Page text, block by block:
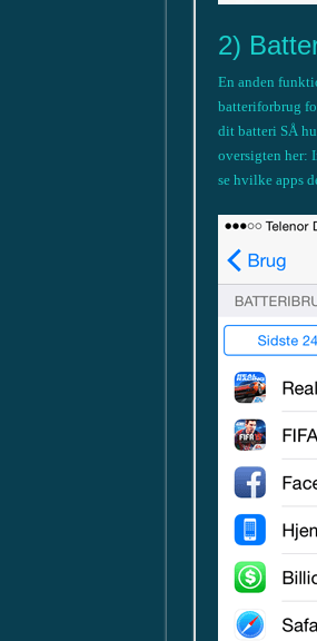
2)
En anden
batteriforbrug
dit batteri SÅ
oversigten her:
se hvilke apps